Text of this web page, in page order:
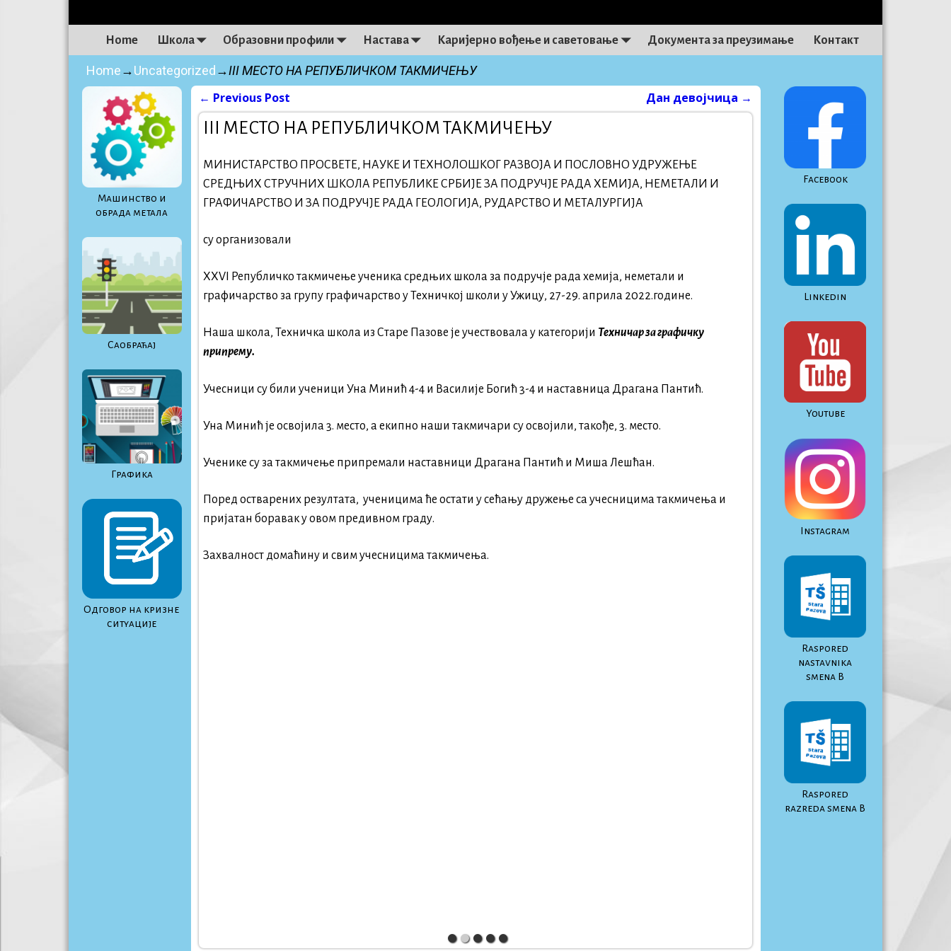
Home Школа Образовни профили Настава Каријерно вођење и саветовање Документа за преузимање Контакт
Home→Uncategorized →III МЕСТО НА РЕПУБЛИЧКОМ ТАКМИЧЕЊУ
Post navigation
← Previous Post Дан девојчица →
III МЕСТО НА РЕПУБЛИЧКОМ ТАКМИЧЕЊУ
МИНИСТАРСТВО ПРОСВЕТЕ, НАУКЕ И ТЕХНОЛОШКОГ РАЗВОЈА И ПОСЛОВНО УДРУЖЕЊЕ
СРЕДЊИХ СТРУЧНИХ ШКОЛА РЕПУБЛИКЕ СРБИЈЕ ЗА ПОДРУЧЈЕ РАДА ХЕМИЈА, НЕМЕТАЛИ И
ГРАФИЧАРСТВО И ЗА ПОДРУЧЈЕ РАДА ГЕОЛОГИЈА, РУДАРСТВО И МЕТАЛУРГИЈА
су организовали
XXVI Републичко такмичење ученика средњих школа за подручје рада хемија, неметали и
графичарство за групу графичарство у Техничкој школи у Ужицу, 27-29. априла 2022.године.
Наша школа, Техничка школа из Старе Пазове је учествовала у категорији Техничар за графичку
припрему.
Учесници су били ученици Уна Минић 4-4 и Василије Богић 3-4 и наставница Драгана Пантић.
Уна Минић је освојила 3. место, а екипно наши такмичари су освојили, такође, 3. место.
Ученике су за такмичење припремали наставници Драгана Пантић и Миша Лешћан.
Поред остварених резултата, ученицима ће остати у сећању дружење са учесницима такмичења и
пријатан боравак у овом предивном граду.
Захвалност домаћину и свим учесницима такмичења.
Maшинство и
обрада метала
Саобраћај
Графика
Одговор на кризне
ситуације
Facebook
Linkedin
Youtube
Instagram
Raspored
nastavnika
smena B
Raspored
razreda smena B